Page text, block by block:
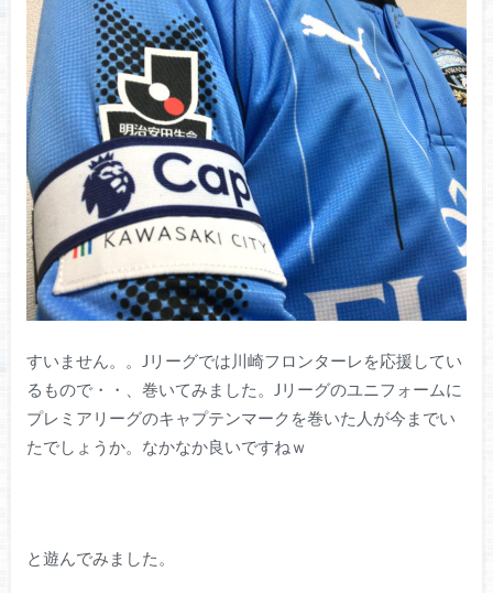
すいません。。Jリーグでは川崎フロンターレを応援してい
るもので・・、巻いてみました。Jリーグのユニフォームに
プレミアリーグのキャプテンマークを巻いた人が今までい
たでしょうか。なかなか良いですねｗ
と遊んでみました。